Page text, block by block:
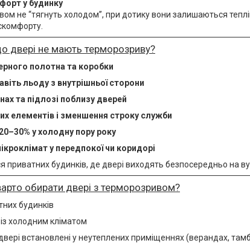
у будинку
не “тягнуть холодом”, при дотику вони залишаються
не мають терморозриву?
полотна та коробки
льоду з внутрішньої сторони
та підлозі поблизу дверей
елементів і зменшення строку служби
у холодну пору року
у передпокої чи коридорі
приватних будинків, де двері виходять безпосередньо на
обирати двері з терморозривом?
будинків
холодним кліматом
встановлені у неутеплених приміщеннях (верандах,